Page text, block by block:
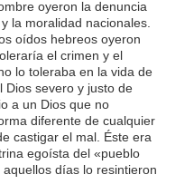
oyeron la denuncia
la moralidad nacionales.
oídos hebreos oyeron
el crimen y el
lo toleraba en la vida de
Dios severo y justo de
a un Dios que no
diferente de cualquier
castigar el mal. Éste era
egoísta del «pueblo
días lo resintieron